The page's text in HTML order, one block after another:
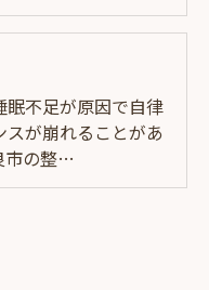
眠不足が原因で自律
スが崩れることがあ
市の整…